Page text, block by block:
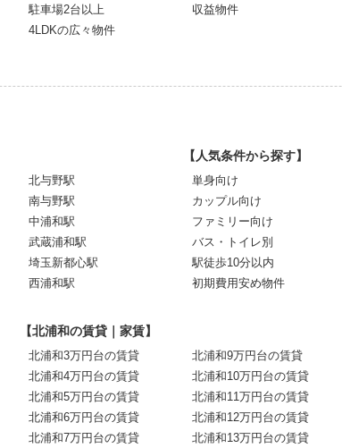
駐車場2台以上
4LDKの広々物件
収益物件
北与野駅
南与野駅
中浦和駅
武蔵浦和駅
埼玉新都心駅
西浦和駅
【人気条件から探す】
単身向け
カップル向け
ファミリー向け
バス・トイレ別
駅徒歩10分以内
初期費用安め物件
【北浦和の賃貸｜家賃】
北浦和3万円台の賃貸
北浦和4万円台の賃貸
北浦和5万円台の賃貸
北浦和6万円台の賃貸
北浦和7万円台の賃貸
北浦和9万円台の賃貸
北浦和10万円台の賃貸
北浦和11万円台の賃貸
北浦和12万円台の賃貸
北浦和13万円台の賃貸